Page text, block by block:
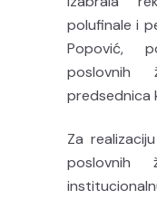
polufinale i
Popović,
predsednica
Za